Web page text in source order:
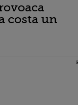
costa un